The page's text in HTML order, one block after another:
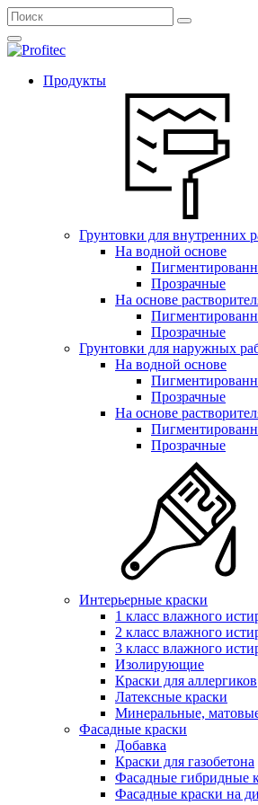
Продукты
Грунтовки для внутренних
На водной основе
Прозрачные
На основе
Прозрачные
Грунтовки для наружных
На водной основе
Прозрачные
На основе
Прозрачные
Интерьерные краски
1 класс влажного
2 класс влажного
3 класс влажного
Изолирующие
Краски для аллергиков
Латексные краски
Минеральные,
Фасадные краски
Добавка
Краски для газобетона
Фасадные гибридные
Фасадные краски на